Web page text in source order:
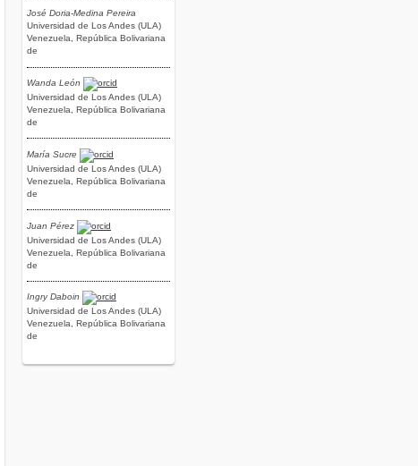
José Doria-Medina Pereira
Universidad de Los Andes (ULA)
Venezuela, República Bolivariana
de
Wanda León
Universidad de Los Andes (ULA)
Venezuela, República Bolivariana
de
María Sucre
Universidad de Los Andes (ULA)
Venezuela, República Bolivariana
de
Juan Pérez
Universidad de Los Andes (ULA)
Venezuela, República Bolivariana
de
Ingry Daboin
Universidad de Los Andes (ULA)
Venezuela, República Bolivariana
de